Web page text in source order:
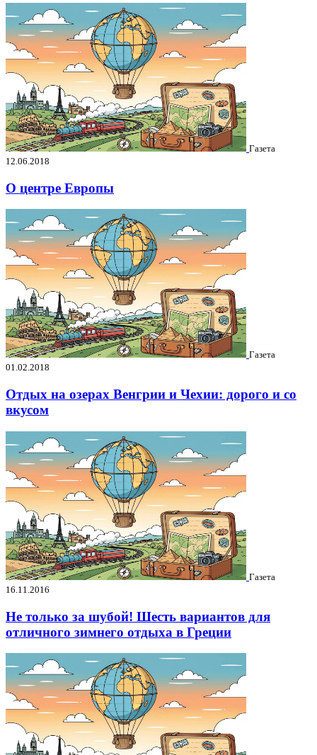
Газета
12.06.2018
О центре Европы
Газета
01.02.2018
Отдых на озерах Венгрии и Чехии: дорого и со
вкусом
Газета
16.11.2016
Не только за шубой! Шесть вариантов для
отличного зимнего отдыха в Греции